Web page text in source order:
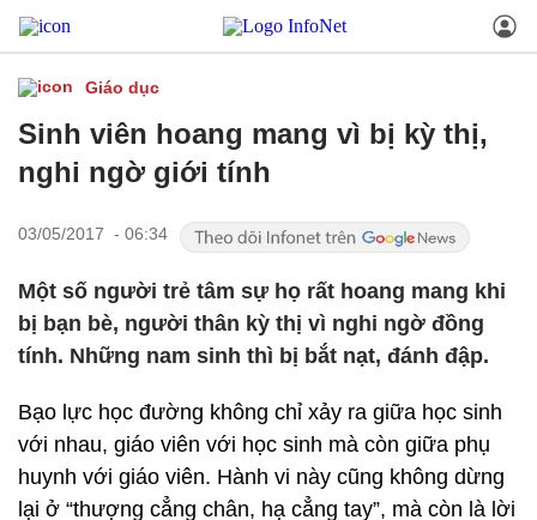
Giáo dục
Sinh viên hoang mang vì bị kỳ thị,
nghi ngờ giới tính
03/05/2017 - 06:34
Một số người trẻ tâm sự họ rất hoang mang khi
bị bạn bè, người thân kỳ thị vì nghi ngờ đồng
tính. Những nam sinh thì bị bắt nạt, đánh đập.
Bạo lực học đường không chỉ xảy ra giữa học sinh
với nhau, giáo viên với học sinh mà còn giữa phụ
huynh với giáo viên. Hành vi này cũng không dừng
lại ở “thượng cẳng chân, hạ cẳng tay”, mà còn là lời